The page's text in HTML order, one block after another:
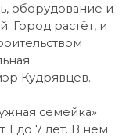
оборудование и
Город растёт, и
Кудрявцев.
семейка»
1 до 7 лет. В нем